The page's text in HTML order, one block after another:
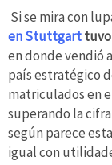
Si se mira con
en Stuttgart
en donde vendió
país estratégico
matriculados en
superando la
según parece
igual con